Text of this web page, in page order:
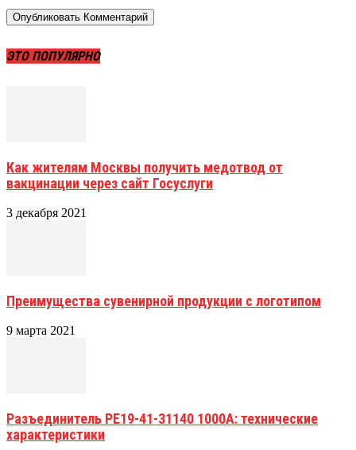
ЭТО ПОПУЛЯРНО
Как жителям Москвы получить медотвод от
вакцинации через сайт Госуслуги
3 декабря 2021
Преимущества сувенирной продукции с логотипом
9 марта 2021
Разъединитель РЕ19-41-31140 1000А: технические
характеристики